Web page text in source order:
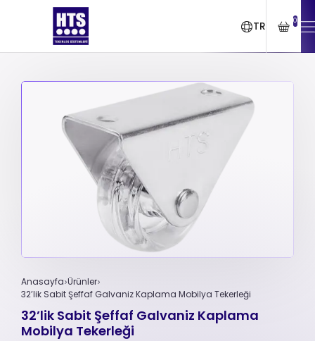
TR 0
Anasayfa Ürünler
32’lik Sabit Şeffaf Galvaniz Kaplama Mobilya Tekerleği
32’lik Sabit Şeffaf Galvaniz Kaplama
Mobilya Tekerleği